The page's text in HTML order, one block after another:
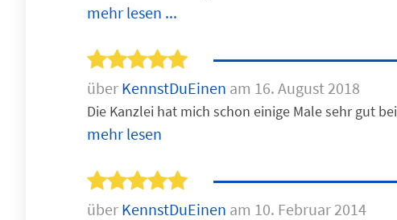
mehr lesen ...
über KennstDuEinen am 16. August 2018
Die Kanzlei hat mich schon einige Male sehr gut
mehr lesen
über KennstDuEinen am 10. Februar 2014